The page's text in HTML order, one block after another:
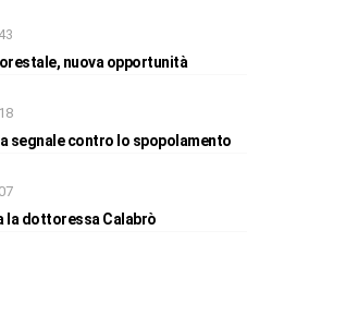
nuova opportunità
segnale contro lo spopolamento
la dottoressa Calabrò